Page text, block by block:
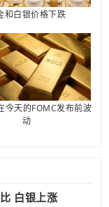
和白银价格下跌
今天的FOMC发布前波
动
白银上涨